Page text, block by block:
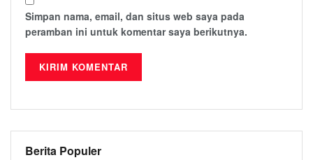
Simpan nama, email, dan situs web saya pada
peramban ini untuk komentar saya berikutnya.
Berita Populer